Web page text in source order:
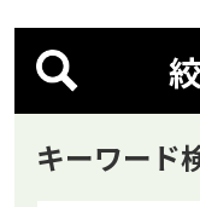
キーワード